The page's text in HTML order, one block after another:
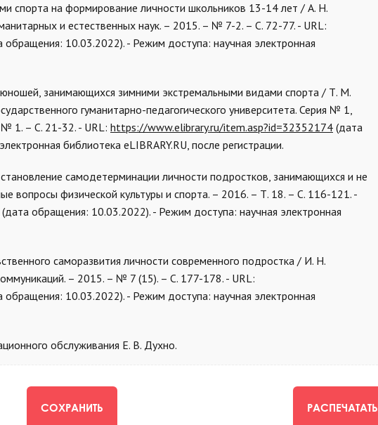
спорта на формирование личности школьников 13-14 лет / А. Н.
и естественных наук. – 2015. – № 7-2. – С. 72-77. - URL:
обращения: 10.03.2022). - Режим доступа: научная электронная
занимающихся зимними экстремальными видами спорта / Т. М.
гуманитарно-педагогического университета. Серия № 1,
№ 1. – С. 21-32. - URL: https://www.elibrary.ru/item.asp?id=32352174 (дата
библиотека eLIBRARY.RU, после регистрации.
самодетерминации личности подростков, занимающихся и не
вопросы физической культуры и спорта. – 2016. – Т. 18. – С. 116-121. -
(дата обращения: 10.03.2022). - Режим доступа: научная электронная
саморазвития личности современного подростка / И. Н.
– 2015. – № 7 (15). – С. 177-178. - URL:
обращения: 10.03.2022). - Режим доступа: научная электронная
обслуживания Е. В. Духно.
СОХРАНИТЬ РАСПЕЧАТАТЬ